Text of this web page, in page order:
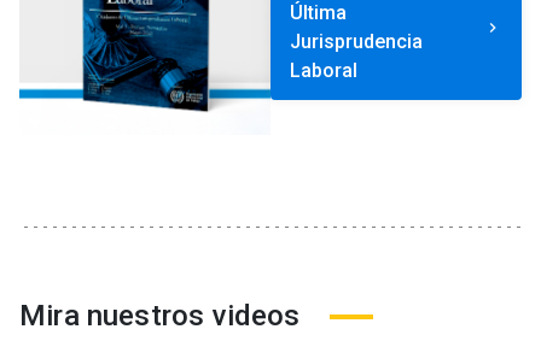
Última
Jurisprudencia
Laboral
keyboard_arrow_right
Mira nuestros videos